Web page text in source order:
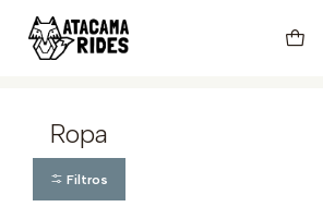
con Atacama Rides 🦊🌵🏜️🇨🇱
Inicio
Ropa
Filtros